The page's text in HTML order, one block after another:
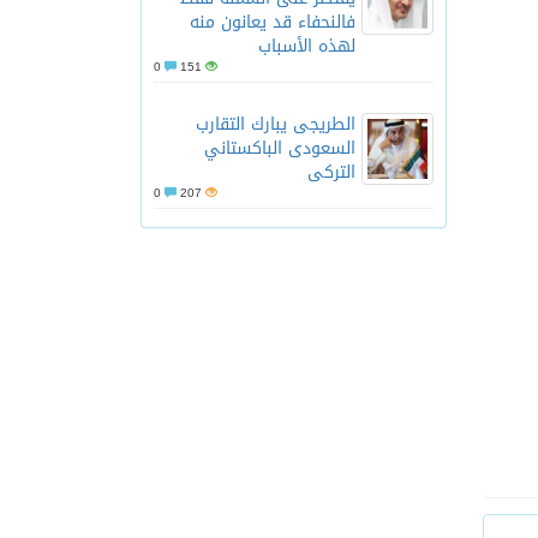
فالنحفاء قد يعانون منه
لهذه الأسباب
151
الطريجى يبارك التقارب
السعودى الباكستاني
التركى
207